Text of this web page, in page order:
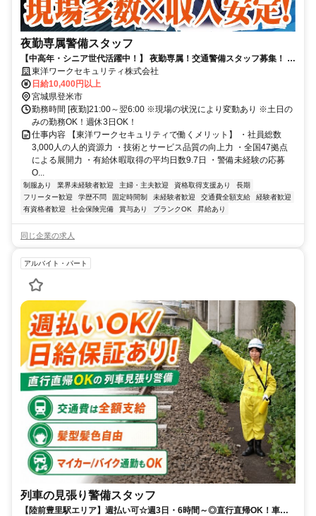
夜勤専属警備スタッフ
【中高年・シニア世代活躍中！】 夜勤専属！交通警備スタッフ募集！ 週
休3日OK！警備未経験OK！
東洋ワークセキュリティ株式会社
日給10,400円以上
宮城県登米市
勤務時間 [夜勤]21:00～翌6:00 ※現場の状況により変動あり ※土日の
みの勤務OK！週休3日OK！
仕事内容 【東洋ワークセキュリティで働くメリット】 ・社員総数
3,000人の人的資源力 ・技術とサービス品質の向上力 ・全国47拠点
による展開力 ・有給休暇取得の平均日数9.7日 ・警備未経験の応募
O...
制服あり 業界未経験者歓迎 主婦・主夫歓迎 資格取得支援あり
長期
フリーター歓迎
学歴不問 固定時間制 未経験者歓迎 交通費全額支給
経験者歓迎
有資格者歓迎
社会保険完備 賞与あり ブランクOK 昇給あり
同じ企業の求人
アルバイト・パート
列車の見張り警備スタッフ
【陸前豊里駅エリア】週払い可☆週3日・6時間～◎直行直帰OK！車通